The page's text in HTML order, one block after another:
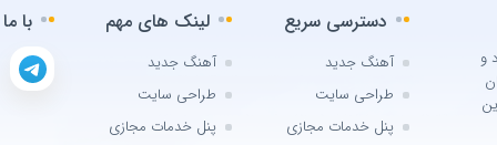
Seçkin
و
دسترسی سریع
آهنگ جدید
طراحی سایت
پنل خدمات مجازی
لینک های مهم
آهنگ جدید
طراحی سایت
پنل خدمات مجازی
با